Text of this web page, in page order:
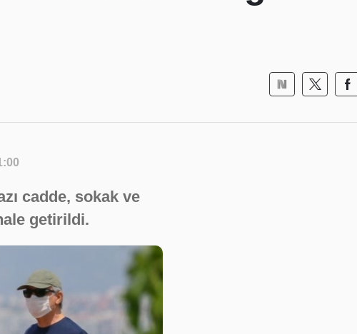
cadde, sokak ve
getirildi.